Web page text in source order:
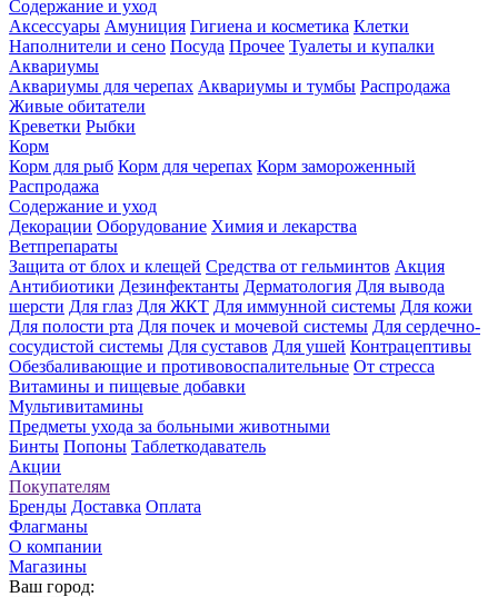
Содержание и уход
Аксессуары Амуниция Гигиена и косметика Клетки
Наполнители и сено Посуда Прочее Туалеты и купалки
Аквариумы
Аквариумы для черепах Аквариумы и тумбы Распродажа
Живые обитатели
Креветки Рыбки
Корм
Корм для рыб Корм для черепах Корм замороженный
Распродажа
Содержание и уход
Декорации Оборудование Химия и лекарства
Ветпрепараты
Защита от блох и клещей Средства от гельминтов Акция
Антибиотики Дезинфектанты Дерматология Для вывода
шерсти Для глаз Для ЖКТ Для иммунной системы Для кожи
Для полости рта Для почек и мочевой системы Для сердечно-
сосудистой системы Для суставов Для ушей Контрацептивы
Обезбаливающие и противовоспалительные От стресса
Витамины и пищевые добавки
Мультивитамины
Предметы ухода за больными животными
Бинты Попоны Таблеткодаватель
Акции
Покупателям
Бренды Доставка Оплата
Флагманы
О компании
Магазины
Ваш город: